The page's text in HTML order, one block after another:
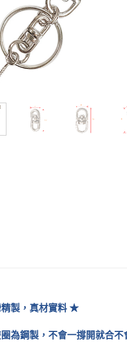
製，真材實料 ★
為鋼製，不會一撐開就合